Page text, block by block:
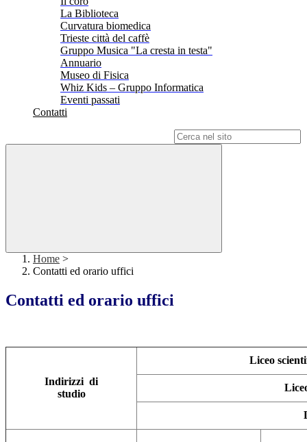
La Biblioteca
Curvatura biomedica
Trieste città del caffè
Gruppo Musica "La cresta in testa"
Annuario
Museo di Fisica
Whiz Kids – Gruppo Informatica
Eventi passati
Contatti
Home >
Contatti ed orario uffici
Contatti ed orario uffici
Indirizzi di
studio
Liceo